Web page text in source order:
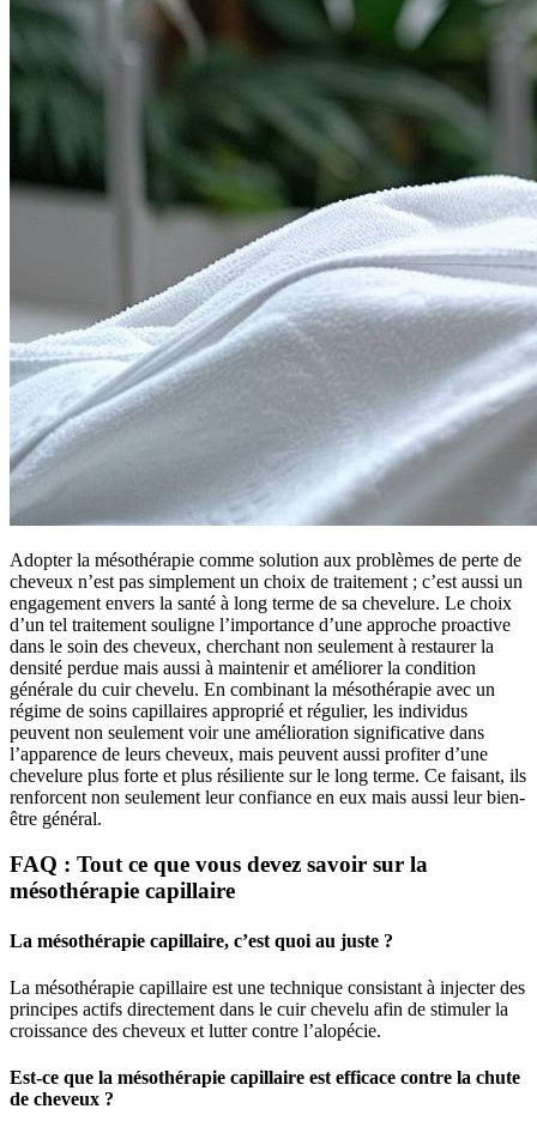
Adopter la mésothérapie comme solution aux problèmes de perte de
cheveux n’est pas simplement un choix de traitement ; c’est aussi un
engagement envers la santé à long terme de sa chevelure. Le choix
d’un tel traitement souligne l’importance d’une approche proactive
dans le soin des cheveux, cherchant non seulement à restaurer la
densité perdue mais aussi à maintenir et améliorer la condition
générale du cuir chevelu. En combinant la mésothérapie avec un
régime de soins capillaires approprié et régulier, les individus
peuvent non seulement voir une amélioration significative dans
l’apparence de leurs cheveux, mais peuvent aussi profiter d’une
chevelure plus forte et plus résiliente sur le long terme. Ce faisant, ils
renforcent non seulement leur confiance en eux mais aussi leur bien-
être général.
FAQ : Tout ce que vous devez savoir sur la
mésothérapie capillaire
La mésothérapie capillaire, c’est quoi au juste ?
La mésothérapie capillaire est une technique consistant à injecter des
principes actifs directement dans le cuir chevelu afin de stimuler la
croissance des cheveux et lutter contre l’alopécie.
Est-ce que la mésothérapie capillaire est efficace contre la chute
de cheveux ?